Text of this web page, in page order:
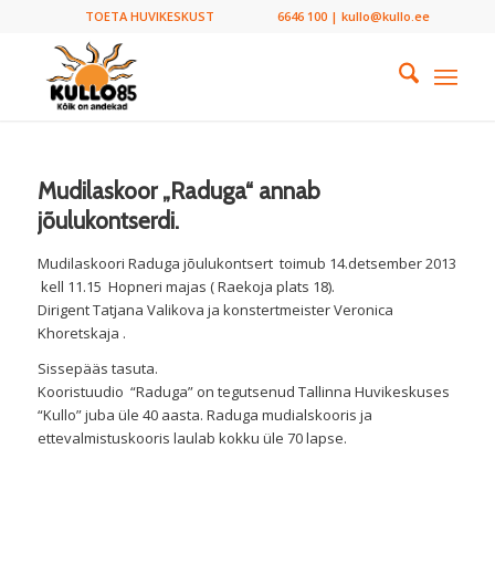
TOETA HUVIKESKUST 6646 100 | kullo@kullo.ee
Mudilaskoor „Raduga“ annab
jõulukontserdi.
Mudilaskoori Raduga jõulukontsert toimub 14.detsember 2013
kell 11.15 Hopneri majas ( Raekoja plats 18).
Dirigent Tatjana Valikova ja konstertmeister Veronica
Khoretskaja .
Sissepääs tasuta.
Kooristuudio “Raduga” on tegutsenud Tallinna Huvikeskuses
“Kullo” juba üle 40 aasta. Raduga mudialskooris ja
ettevalmistuskooris laulab kokku üle 70 lapse.